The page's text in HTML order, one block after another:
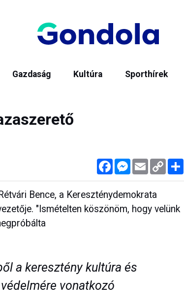
Gazdaság Kultúra Sporthírek
FacebookMessenger
Email Copy
Link
Bence, a Kereszténydemokrata
"Ismételten köszönöm, hogy velünk
a keresztény kultúra és
vonatkozó